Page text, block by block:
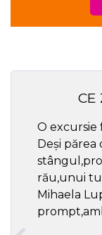
CE
O excursie
Deși părea
rău,unui
Mihaela